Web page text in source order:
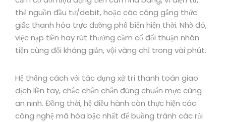
thẻ nguồn đầu tư/debit, hoặc các công gắng thức
giấc thanh hóa trực đường phổ biến hiện thời. Nhờ đó,
việc nạp tiền hay rút thưởng cầm cố đổi thuận nhân
tiện cùng đối kháng giản, vội vàng chỉ trong vài phút.
Hệ thống cách với tác dụng xử trí thanh toán giao
dịch liền tay, chắc chắn chắn đúng chuẩn mực cùng
an ninh. Đồng thời, hệ điều hành còn thực hiện các
công nghệ mã hóa bậc nhất để buồng tránh các rủi